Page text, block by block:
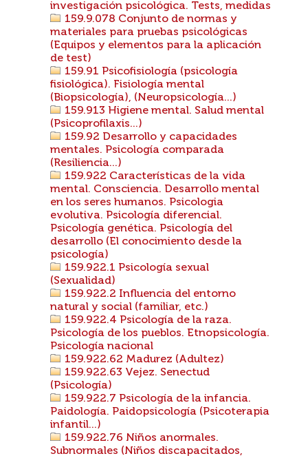
investigación psicológica. Tests, medidas
159.9.078 Conjunto de normas y
materiales para pruebas psicológicas
(Equipos y elementos para la aplicación
de test)
159.91 Psicofisiología (psicología
fisiológica). Fisiología mental
(Biopsicología), (Neuropsicología...)
159.913 Higiene mental. Salud mental
(Psicoprofilaxis...)
159.92 Desarrollo y capacidades
mentales. Psicología comparada
(Resiliencia...)
159.922 Características de la vida
mental. Consciencia. Desarrollo mental
en los seres humanos. Psicologia
evolutiva. Psicología diferencial.
Psicología genética. Psicología del
desarrollo (El conocimiento desde la
psicología)
159.922.1 Psicología sexual
(Sexualidad)
159.922.2 Influencia del entorno
natural y social (familiar, etc.)
159.922.4 Psicología de la raza.
Psicología de los pueblos. Etnopsicología.
Psicología nacional
159.922.62 Madurez (Adultez)
159.922.63 Vejez. Senectud
(Psicología)
159.922.7 Psicología de la infancia.
Paidología. Paidopsicología (Psicoterapia
infantil...)
159.922.76 Niños anormales.
Subnormales (Niños discapacitados,